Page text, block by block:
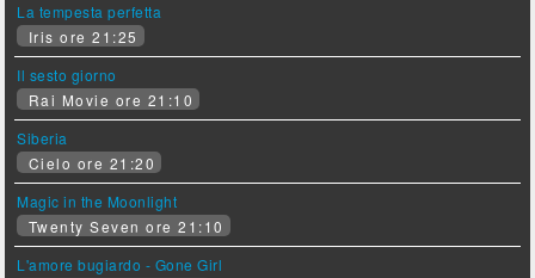
La tempesta perfetta
Iris ore 21:25
Il sesto giorno
Rai Movie ore 21:10
Siberia
Cielo ore 21:20
Magic in the Moonlight
Twenty Seven ore 21:10
L'amore bugiardo - Gone Girl